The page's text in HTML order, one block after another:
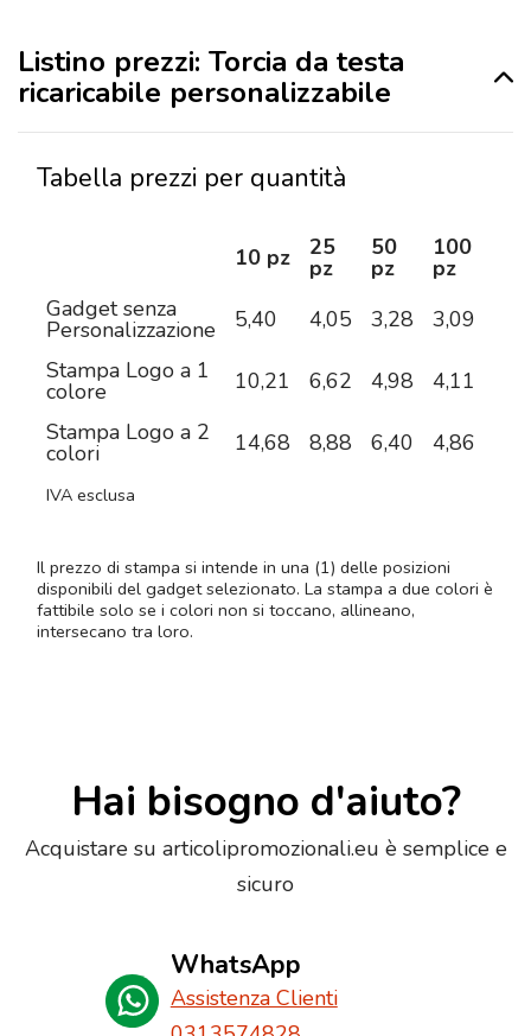
Listino prezzi: Torcia da testa
ricaricabile personalizzabile
Tabella prezzi per quantità
10 pz 25
pz
50
pz
100
pz
Gadget senza
Personalizzazione 5,40 4,05 3,28 3,09
Stampa Logo a 1
colore 10,21 6,62 4,98 4,11
Stampa Logo a 2
colori 14,68 8,88 6,40 4,86
IVA esclusa
Il prezzo di stampa si intende in una (1) delle posizioni
disponibili del gadget selezionato. La stampa a due colori è
fattibile solo se i colori non si toccano, allineano,
intersecano tra loro.
Hai bisogno d'aiuto?
Acquistare su articolipromozionali.eu è semplice e
sicuro
WhatsApp
Assistenza Clienti